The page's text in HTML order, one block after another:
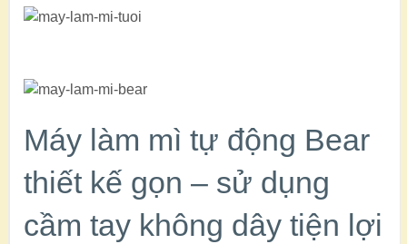
Máy làm mì tự động Bear
thiết kế gọn – sử dụng
cầm tay không dây tiện lợi